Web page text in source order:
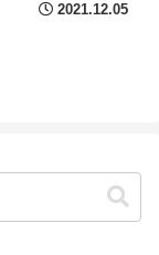
2021.12.05